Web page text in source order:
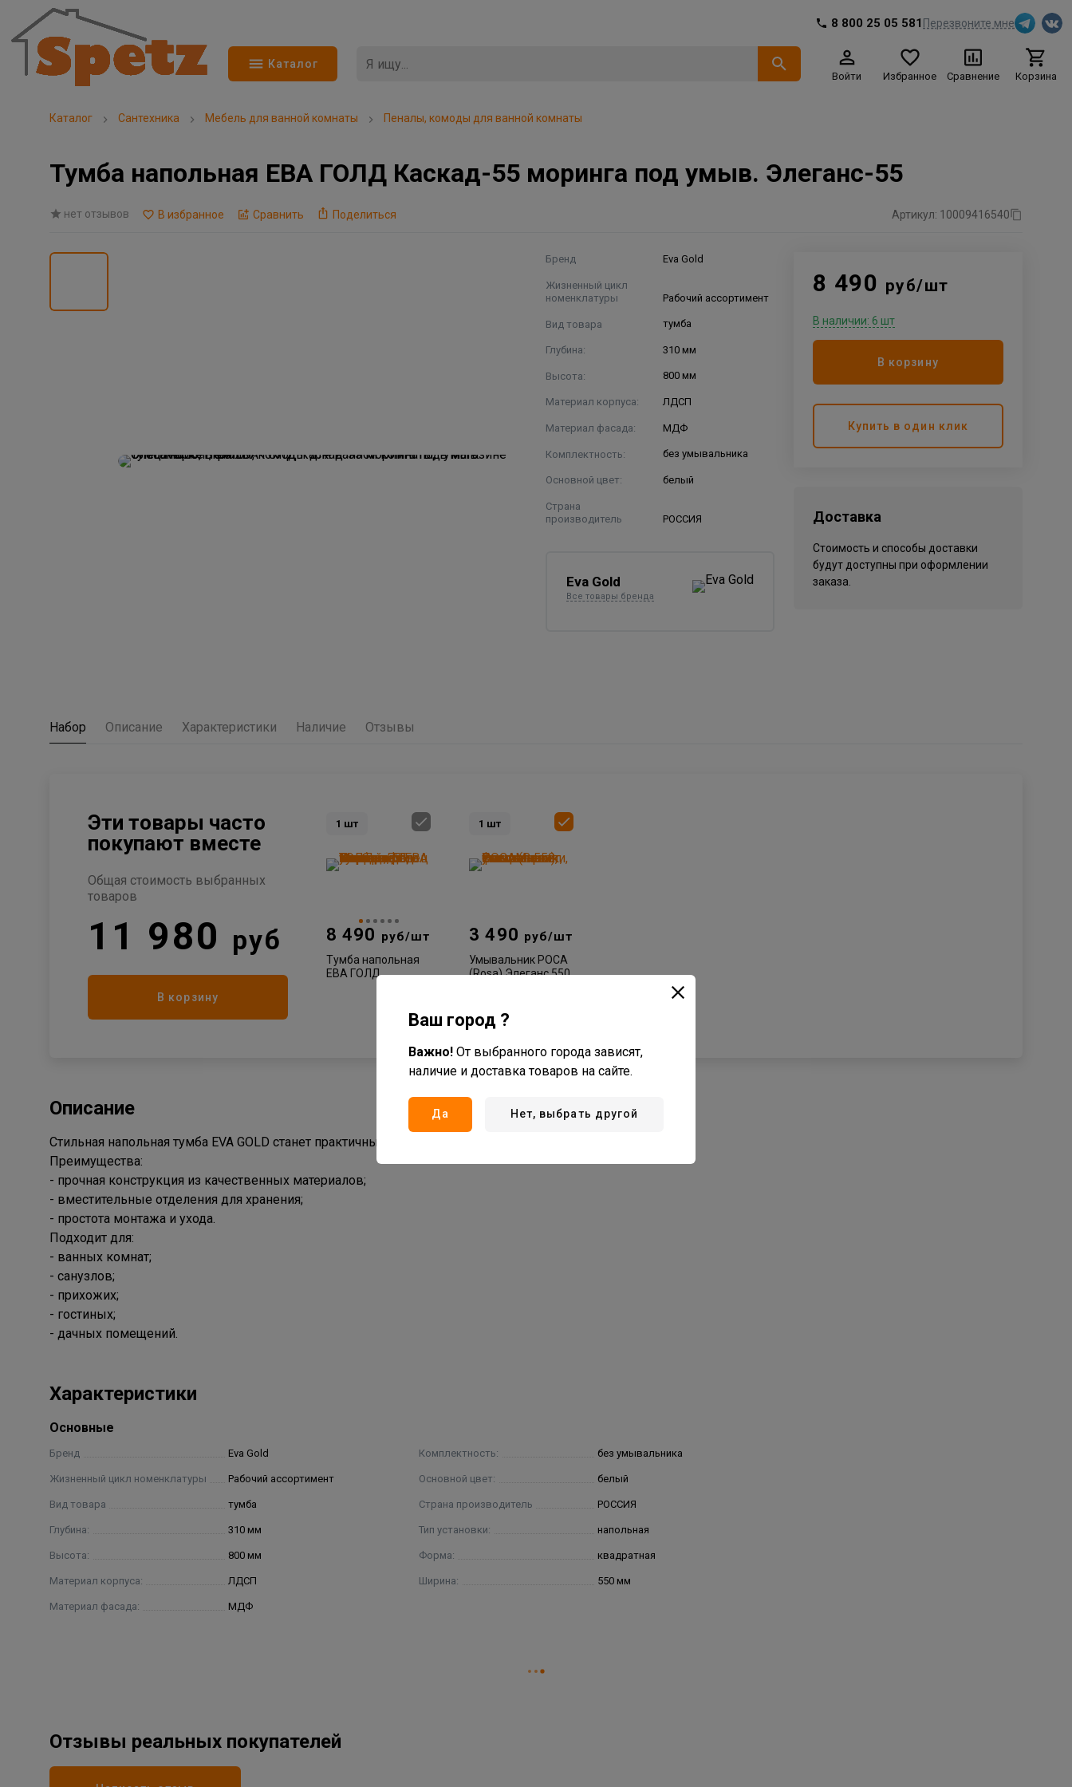
8 800 25 05 581 Перезвоните мне
Каталог
Войти Избранное Сравнение Корзина
Каталог Сантехника Мебель для ванной комнаты Пеналы, комоды для ванной комнаты
Тумба напольная ЕВА ГОЛД Каскад-55 моринга под умыв. Элеганс-55
нет отзывов В избранное Сравнить Поделиться Артикул: 10009416540
Бренд Eva Gold
Жизненный цикл
номенклатуры
Рабочий ассортимент
Вид товара тумба
Глубина: 310 мм
Высота: 800 мм
Материал корпуса: ЛДСП
Материал фасада: МДФ
Комплектность: без умывальника
Основной цвет: белый
Страна
производитель
РОССИЯ
Eva Gold
Все товары бренда
8 490 руб/шт
В наличии: 6 шт
В корзину
Купить в один клик
Доставка
Стоимость и способы доставки
будут доступны при оформлении
заказа.
Набор Описание Характеристики Наличие Отзывы
Эти товары часто
покупают вместе
Общая стоимость выбранных
товаров
11 980 руб
В корзину
8 490 руб/шт
Тумба напольная
ЕВА ГОЛД
1 шт
3 490 руб/шт
Умывальник РОСА
(Rosa) Элеганс 550
1 шт
Описание
Стильная напольная тумба EVA GOLD станет практичным решением для организации пространства.
Преимущества:
- прочная конструкция из качественных материалов;
- вместительные отделения для хранения;
- простота монтажа и ухода.
Подходит для:
- ванных комнат;
- санузлов;
- прихожих;
- гостиных;
- дачных помещений.
Характеристики
Основные
Бренд Eva Gold
Жизненный цикл номенклатуры Рабочий ассортимент
Вид товара тумба
Глубина: 310 мм
Высота: 800 мм
Материал корпуса: ЛДСП
Материал фасада: МДФ
Комплектность: без умывальника
Основной цвет: белый
Страна производитель РОССИЯ
Тип установки: напольная
Форма: квадратная
Ширина: 550 мм
Отзывы реальных покупателей
Ваш город ?
Важно! От выбранного города зависят,
наличие и доставка товаров на сайте.
Да Нет, выбрать другой